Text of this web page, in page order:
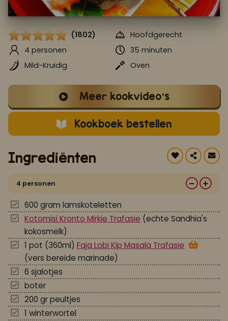
Ofklik hierom je aan te melden voor Mijn Kookboek.
(1802)
Hoofdgerecht
4 personen
35 minuten
Mild-Kruidig
Oven
Meer kookvideo's
Kookboek bestellen
Ingrediënten
4 personen
600 gram lamskoteletten
Kotomisi Kronto Mirkie Trafasie (echte Sandhia's
kokosmelk)
1 pot (360ml) Faja Lobi Kip Masala Trafasie
(vers bereide marinade)
6 sjalotjes
boter
200 gr peultjes
1 winterwortel